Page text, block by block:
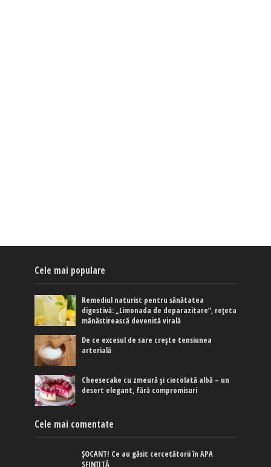
Cele mai populare
Remediul naturist pentru sănătatea
digestivă: „Limonada de deparazitare”, rețeta
mănăstirească devenită virală
De ce excesul de sare crește tensiunea
arterială
Cheesecake cu zmeură și ciocolată albă – un
desert elegant, fără compromisuri
Cele mai comentate
ȘOCANT! Ce au găsit cercetătorii în APA
SFINȚITĂ